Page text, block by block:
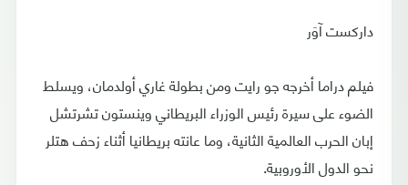
داركست آوَر
فيلم دراما أخرجه جو رايت ومن بطولة غاري أولدمان، ويسلط
الضوء على سيرة رئيس الوزراء البريطاني وينستون تشرتشل
إبان الحرب العالمية الثانية، وما عانته بريطانيا أثناء زحف هتلر
نحو الدول الأوروبية.